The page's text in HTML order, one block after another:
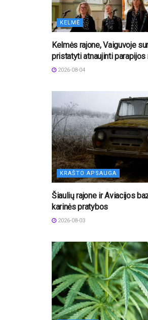
KELMĖ
Kelmės rajone, Vaiguvoje
pristatyti atnaujinti parapijos
2026-08-04
KRAŠTO APSAUGA
Šiaulių rajone ir Aviacijos
karinės pratybos
2026-08-03